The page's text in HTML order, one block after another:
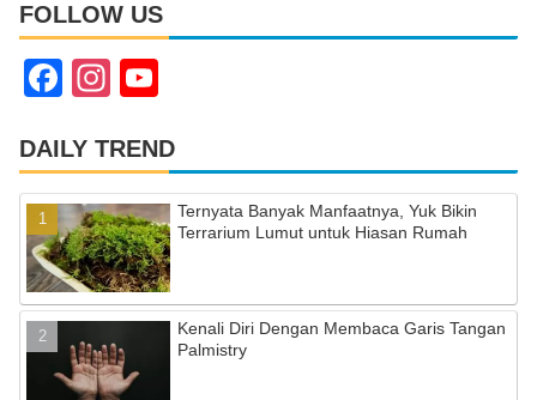
FOLLOW US
F
c
e
b
o
o
k
In
a
gr
a
m
u
T
u
b
e
C
DAILY TREND
Ternyata Banyak Manfaatnya, Yuk Bikin
Terrarium Lumut untuk Hiasan Rumah
Kenali Diri Dengan Membaca Garis Tangan
Palmistry